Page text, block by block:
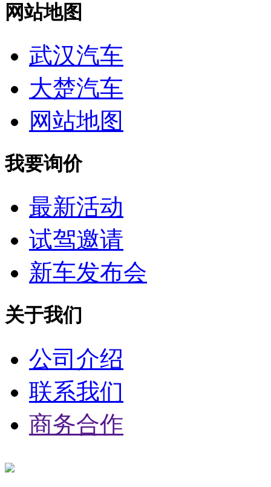
网站地图
武汉汽车
大楚汽车
网站地图
我要询价
最新活动
试驾邀请
新车发布会
关于我们
公司介绍
联系我们
商务合作